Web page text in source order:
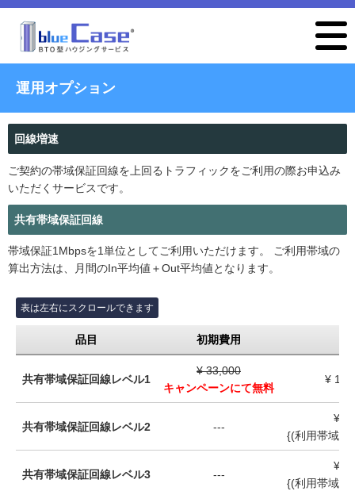
運用オプション
回線増速
ご契約の帯域保証回線を上回るトラフィックをご利用の際お申込み
いただくサービスです。
共有帯域保証回線
帯域保証1Mbpsを1単位としてご利用いただけます。 ご利用帯域の
算出方法は、月間のIn平均値＋Out平均値となります。
品目 初期費用
共有帯域保証回線レベル1
¥33,000
キャンペーンにて無料
¥
共有帯域保証回線レベル2 ---
¥
{(利用帯域-
共有帯域保証回線レベル3 ---
¥
{(利用帯域-